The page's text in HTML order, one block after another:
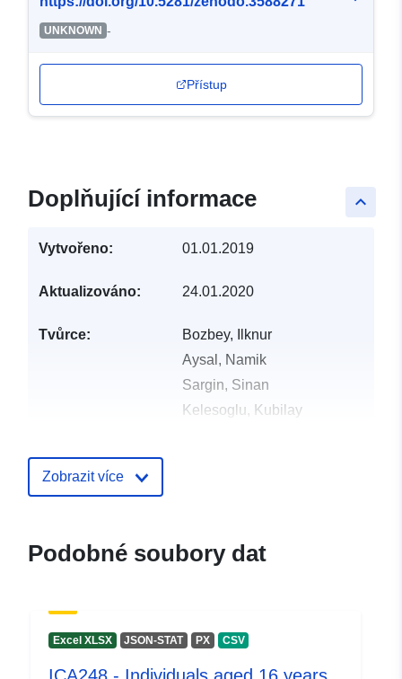
UNKNOWN -
Přístup
keyboard_arrow_up
Doplňující informace
Vytvořeno: 01.01.2019
Aktualizováno: 24.01.2020
Tvůrce:
Bozbey, Ilknur
Aysal, Namik
Sargin, Sinan
Kelesoglu, Kubilay
30 July 2026
Zobrazit více
Podobné soubory dat
Excel XLSX JSON-STAT PX CSV